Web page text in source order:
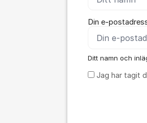
Din e-
Ditt namn och
Jag har tagit